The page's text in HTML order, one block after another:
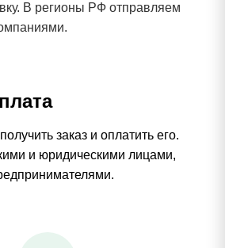
В регионы РФ отправляем
заказ и оплатить его.
и юридическими лицами,